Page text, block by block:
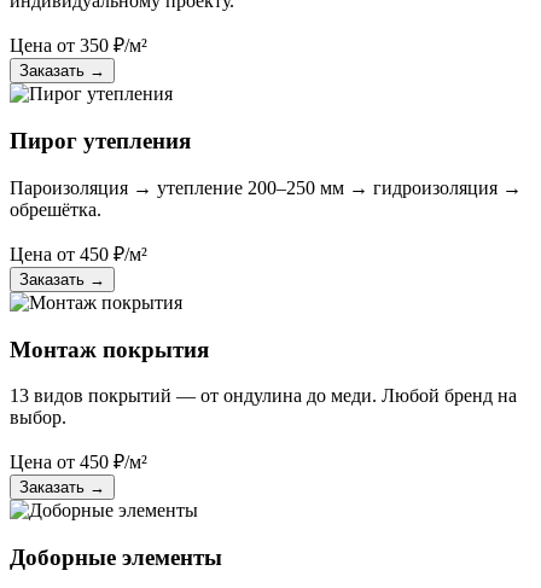
Цена от 350 ₽/м²
Заказать →
Пирог утепления
Пароизоляция → утепление 200–250 мм → гидроизоляция →
обрешётка.
Цена от 450 ₽/м²
Заказать →
Монтаж покрытия
13 видов покрытий — от ондулина до меди. Любой бренд на
выбор.
Цена от 450 ₽/м²
Заказать →
Доборные элементы